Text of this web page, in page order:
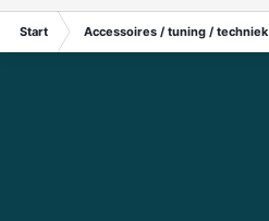
Start Accessoires / tuning / techniek